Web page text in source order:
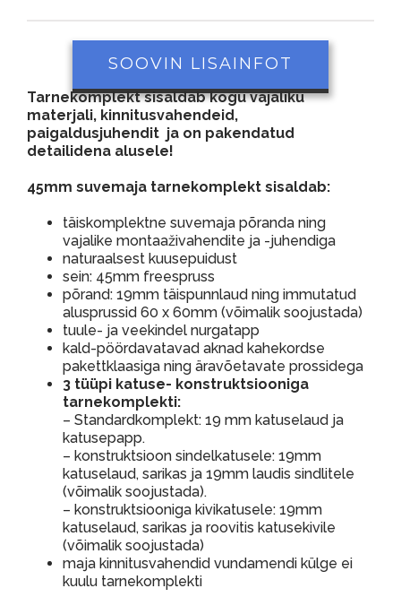
SOOVIN LISAINFOT
Tarnekomplekt sisaldab kogu vajaliku
materjali, kinnitusvahendeid,
paigaldusjuhendit ja on pakendatud
detailidena alusele!
45mm suvemaja tarnekomplekt sisaldab:
täiskomplektne suvemaja põranda ning
vajalike montaaživahendite ja -juhendiga
naturaalsest kuusepuidust
sein: 45mm freespruss
põrand: 19mm täispunnlaud ning immutatud
alusprussid 60 x 60mm (võimalik soojustada)
tuule- ja veekindel nurgatapp
kald-pöördavatavad aknad kahekordse
pakettklaasiga ning äravõetavate prossidega
3 tüüpi katuse- konstruktsiooniga
tarnekomplekti:
– Standardkomplekt: 19 mm katuselaud ja
katusepapp.
– konstruktsioon sindelkatusele: 19mm
katuselaud, sarikas ja 19mm laudis sindlitele
(võimalik soojustada).
– konstruktsiooniga kivikatusele: 19mm
katuselaud, sarikas ja roovitis katusekivile
(võimalik soojustada)
maja kinnitusvahendid vundamendi külge ei
kuulu tarnekomplekti